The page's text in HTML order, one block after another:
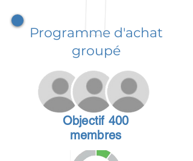
Programme d'achat
groupé
Objectif 400
membres